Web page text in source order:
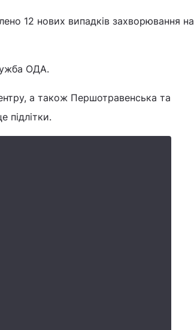
12 нових випадків захворювання на
ОДА.
а також Першотравенська та
підлітки.